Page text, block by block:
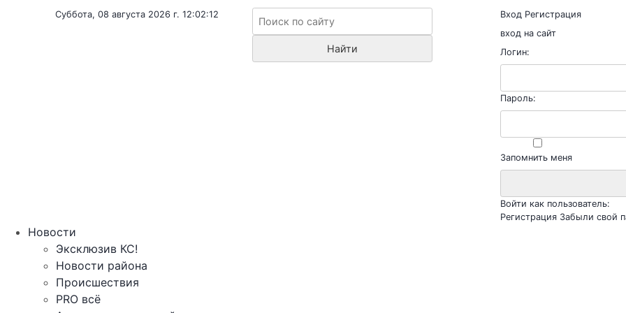
Суббота, 08 августа 2026 г. 12:02:12 Вход Регистрация
вход на сайт
Логин:
Пароль:
Запомнить меня
Войти как пользователь:
Регистрация Забыли свой
Новости
Эксклюзив КС!
Новости района
Происшествия
PRO всё